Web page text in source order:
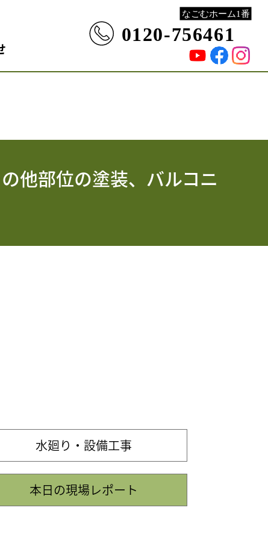
他部位の塗装、バルコニ
水廻り・設備工事
本日の現場レポート